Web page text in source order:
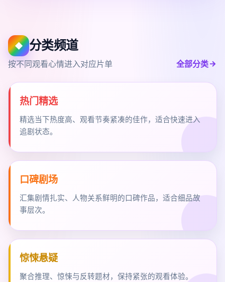
◆ 分类频道
按不同观看心情进入对应片单 全部分类
热门精选
精选当下热度高、观看节奏紧凑的佳作，适合快速进入
追剧状态。
口碑剧场
汇集剧情扎实、人物关系鲜明的口碑作品，适合细品故
事层次。
惊悚悬疑
聚合推理、惊悚与反转题材，保持紧张的观看体验。